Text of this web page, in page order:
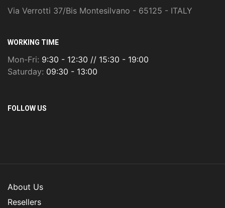
Via Verrotti 37/Bis Montesilvano - 65125 - ITALY
WORKING TIME
Mon-Fri: 9:30 - 12:30 // 15:30 - 19:00
Saturday: 09:30 - 13:00
FOLLOW US
About Us
Resellers